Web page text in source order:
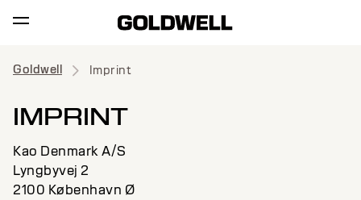
Goldwell Imprint
IMPRINT
Kao Denmark A/S
Lyngbyvej 2
2100 København Ø